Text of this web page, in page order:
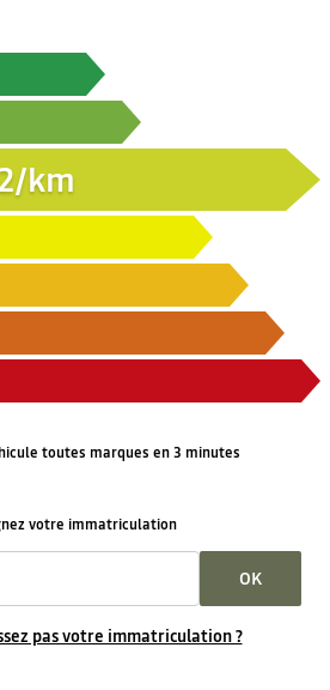
km
toutes marques en 3 minutes
votre immatriculation
OK
pas votre immatriculation ?